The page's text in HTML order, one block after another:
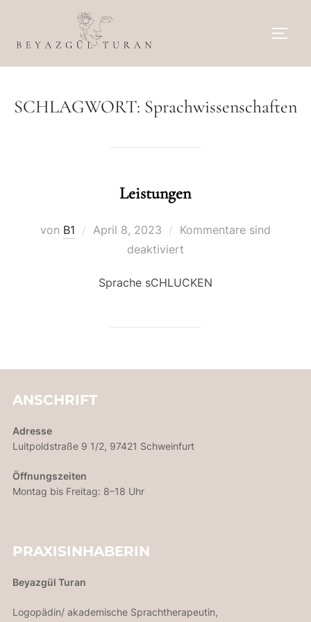
springen
SCHLAGWORT: Sprachwissenschaften
Leistungen
von B1
Veröffentlicht
April 8, 2023
Kommentare sind
deaktiviert
Sprache sCHLUCKEN
ANSCHRIFT
Adresse
Luitpoldstraße 9 1/2, 97421 Schweinfurt
Öffnungszeiten
Montag bis Freitag: 8–18 Uhr
PRAXISINHABERIN
Beyazgül Turan
Logopädin/ akademische Sprachtherapeutin,